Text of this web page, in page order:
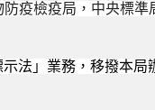
疫檢疫局，中央標
法」業務，移撥本